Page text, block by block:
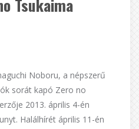
Tsukaima
Noboru, a népszerű
sorát kapó Zero no
2013. április 4-én
Halálhírét április 11-én